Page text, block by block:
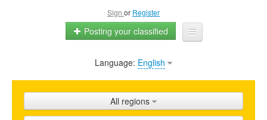
Sign or Register
Posting your classified
Home
Shops
Language: English
All regions